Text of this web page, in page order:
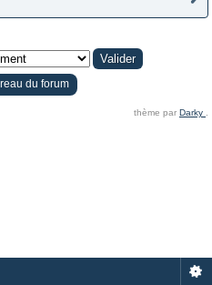
du forum
thème par Darky